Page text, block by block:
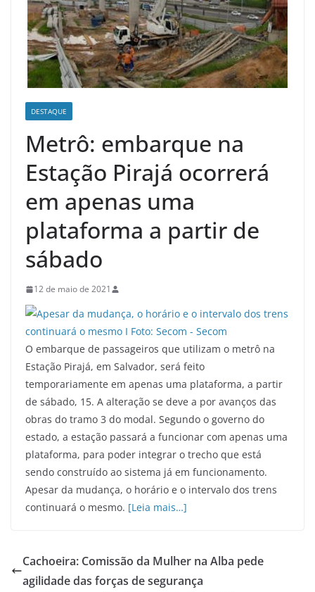
DESTAQUE
Metrô: embarque na
Estação Pirajá ocorrerá
em apenas uma
plataforma a partir de
sábado
12 de maio de 2021
O embarque de passageiros que utilizam o metrô na
Estação Pirajá, em Salvador, será feito
temporariamente em apenas uma plataforma, a partir
de sábado, 15. A alteração se deve a por avanços das
obras do tramo 3 do modal. Segundo o governo do
estado, a estação passará a funcionar com apenas uma
plataforma, para poder integrar o trecho que está
sendo construído ao sistema já em funcionamento.
Apesar da mudança, o horário e o intervalo dos trens
continuará o mesmo. [Leia mais…]
Cachoeira: Comissão da Mulher na Alba pede
agilidade das forças de segurança